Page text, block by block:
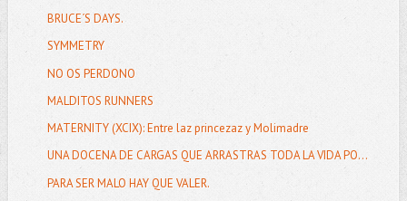
BRUCE´S DAYS.
SYMMETRY
NO OS PERDONO
MALDITOS RUNNERS
MATERNITY (XCIX): Entre laz princezaz y Molimadre
UNA DOCENA DE CARGAS QUE ARRASTRAS TODA LA VIDA PO...
PARA SER MALO HAY QUE VALER.